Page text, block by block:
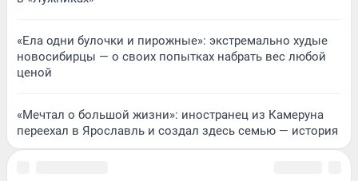
«Ела одни булочки и пирожные»: экстремально худые
новосибирцы — о своих попытках набрать вес любой
ценой
«Мечтал о большой жизни»: иностранец из Камеруна
переехал в Ярославль и создал здесь семью — история